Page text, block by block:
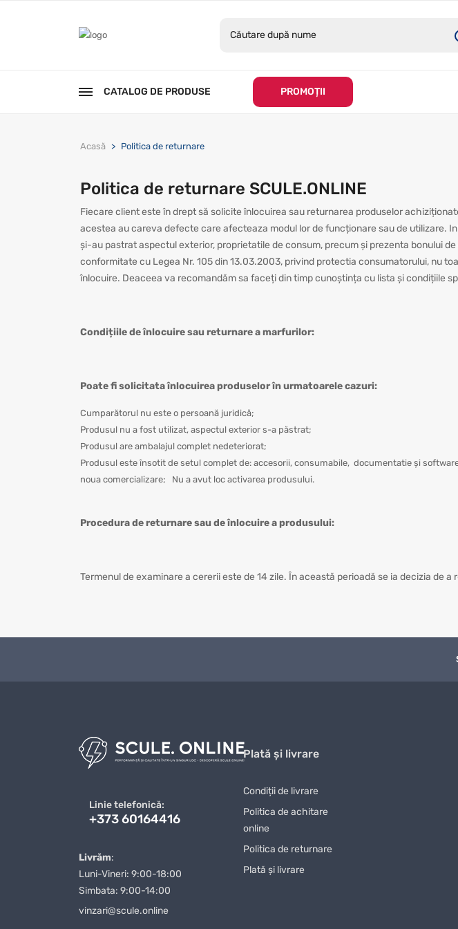
CATALOG DE PRODUSE PROMOȚII
Acasă Politica de returnare
Politica de returnare SCULE.ONLINE
Fiecare client este în drept să solicite înlocuirea sau returnarea produselor
acestea au careva defecte care afecteaza modul lor de funcționare sau de utilizare.
și-au pastrat aspectul exterior, proprietatile de consum, precum și prezenta bonului
conformitate cu Legea Nr. 105 din 13.03.2003, privind protectia consumatorului, nu
înlocuire. Deaceea va recomandăm sa faceți din timp cunoștința cu lista și condițiile
Condițiile de înlocuire sau returnare a marfurilor:
Poate fi solicitata înlocuirea produselor în urmatoarele cazuri:
Cumparătorul nu este o persoană juridică;
Produsul nu a fost utilizat, aspectul exterior s-a păstrat;
Produsul are ambalajul complet nedeteriorat;
Produsul este însotit de setul complet de: accesorii, consumabile, documentatie și
noua comercializare; Nu a avut loc activarea produsului.
Procedura de returnare sau de înlocuire a produsului:
Termenul de examinare a cererii este de 14 zile. În această perioadă se ia decizia de
Linie telefonică:
+373 60164416
Livrăm:
Luni-Vineri: 9:00-18:00
Simbata: 9:00-14:00
vinzari@scule.online
Plată și livrare
Condiții de livrare
Politica de achitare
online
Politica de returnare
Plată și livrare